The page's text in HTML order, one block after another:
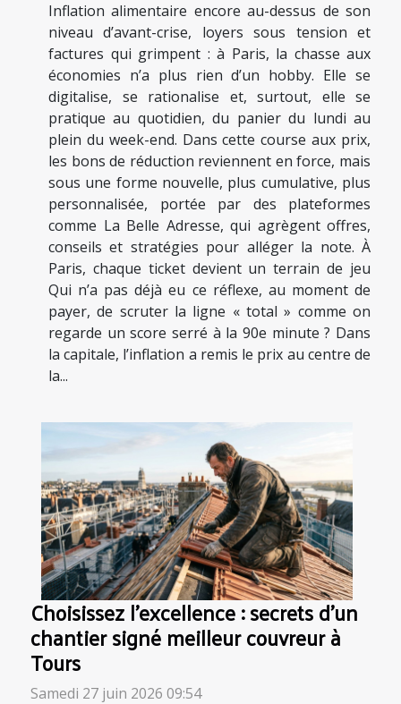
Inflation alimentaire encore au-dessus de son
niveau d’avant-crise, loyers sous tension et
factures qui grimpent : à Paris, la chasse aux
économies n’a plus rien d’un hobby. Elle se
digitalise, se rationalise et, surtout, elle se
pratique au quotidien, du panier du lundi au
plein du week-end. Dans cette course aux prix,
les bons de réduction reviennent en force, mais
sous une forme nouvelle, plus cumulative, plus
personnalisée, portée par des plateformes
comme La Belle Adresse, qui agrègent offres,
conseils et stratégies pour alléger la note. À
Paris, chaque ticket devient un terrain de jeu
Qui n’a pas déjà eu ce réflexe, au moment de
payer, de scruter la ligne « total » comme on
regarde un score serré à la 90e minute ? Dans
la capitale, l’inflation a remis le prix au centre de
la...
Choisissez l’excellence : secrets d’un
chantier signé meilleur couvreur à
Tours
Samedi 27 juin 2026 09:54